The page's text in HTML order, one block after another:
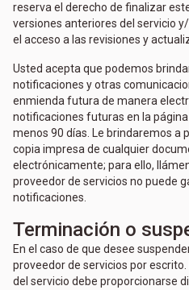
reserva el derecho de finalizar
versiones anteriores del servicio
el acceso a las revisiones y
Usted acepta que podemos
notificaciones y otras
enmienda futura de manera
notificaciones futuras en la
menos 90 días. Le brindaremos a
copia impresa de cualquier
electrónicamente; para ello,
proveedor de servicios no puede
notificaciones.
Terminación o
En el caso de que desee
proveedor de servicios por
del servicio debe proporcionarse